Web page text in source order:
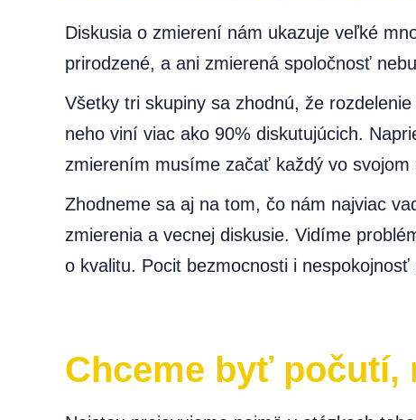
Diskusia o zmierení nám ukazuje veľké
prirodzené, a ani zmierená spoločnosť
Všetky tri skupiny sa zhodnú, že
neho viní viac ako 90% diskutujúcich.
zmierením musíme začať každý vo svojom
Zhodneme sa aj na tom, čo nám najviac
zmierenia a vecnej diskusie. Vidíme
o kvalitu. Pocit bezmocnosti i
Chceme byť počutí,